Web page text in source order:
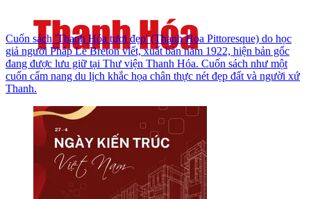
Cuốn sách 'Thanh Hóa tươi đẹp' (Thanh Hoa Pittoresque) do học
giả người Pháp Le Breton viết, xuất bản năm 1922, hiện bản gốc
đang được lưu giữ tại Thư viện Thanh Hóa. Cuốn sách như một
cuốn cẩm nang du lịch khắc họa chân thực nét đẹp đất và người xứ
Thanh.